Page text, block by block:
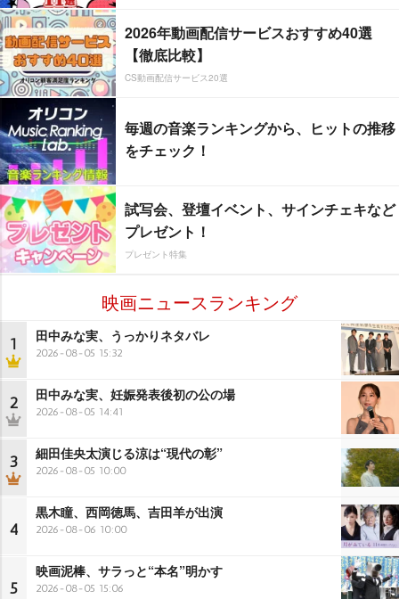
2026年動画配信サービスおすすめ40選
【徹底比較】
CS動画配信サービス20選
毎週の音楽ランキングから、ヒットの推移
をチェック！
試写会、登壇イベント、サインチェキなど
プレゼント！
プレゼント特集
映画ニュースランキング
1 田中みな実、うっかりネタバレ
2026-08-05 15:32
2 田中みな実、妊娠発表後初の公の場
2026-08-05 14:41
3 細田佳央太演じる涼は“現代の彰”
2026-08-05 10:00
4
黒木瞳、西岡徳馬、吉田羊が出演
2026-08-06 10:00
5
映画泥棒、サラっと“本名”明かす
2026-08-05 15:06